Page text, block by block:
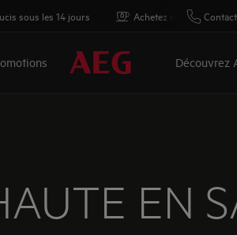
sous les 14 jours Achetez directement
Découvrez
EN